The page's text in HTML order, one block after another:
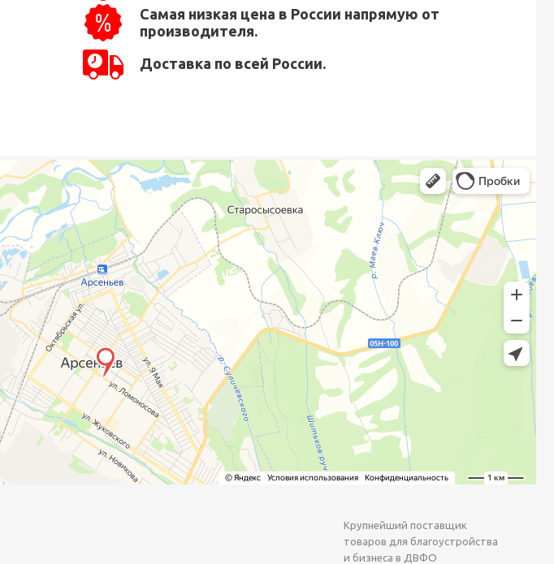
Самая низкая цена в России напрямую от
производителя.
Доставка по всей России.
Крупнейший поставщик
товаров для благоустройства
и бизнеса в ДВФО